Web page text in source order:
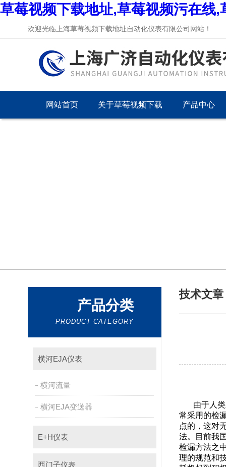
草莓视频下载地址,草莓视频污在线
欢迎光临上海草莓视频下载地址自动化仪表有限公司网站！
网站首页 关于草莓视频下载 产品中心
产品分类
PRODUCT CATEGORY
横河EJA仪表
横河流量
横河EJA变送器
E+H仪表
西门子仪表
技术文章
由于人类
常采用的检漏
点的，这
法。目前
检漏方法之
理的规范和技